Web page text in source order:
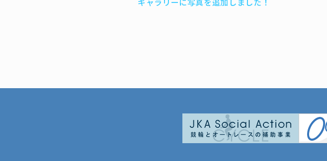
b
n
e